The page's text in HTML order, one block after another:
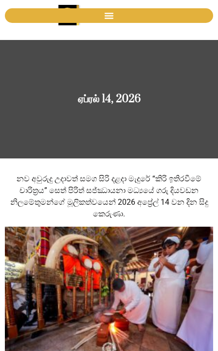
ஏப்ரல் 14, 2026
නව අවුරුදු උදාවත් සමග සිරි දළදා මැදුරේ “කිරි ඉතිරවීමේ
චාරිත්‍රය” සෙත් පිරිත් සජ්ඣායනා මධ්‍යයේ ගරු දියවඩන
නිලමේතුමන්ගේ මූලිකත්වයෙන් 2026 අප්‍රේල් 14 වන දින සිදු
කෙරුණා.